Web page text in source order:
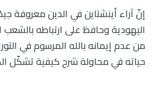
إنّ آراء أينشتاين في الدين معروفة
اليهودية وحافظ على ارتباطه بالشعب
من عدم إيمانه بالله المرسوم في
حياته في محاولة شرح كيفية تشكّل